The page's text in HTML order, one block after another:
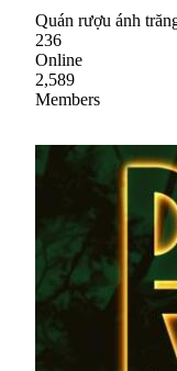
Quán rượu ánh
236
Online
2,589
Members